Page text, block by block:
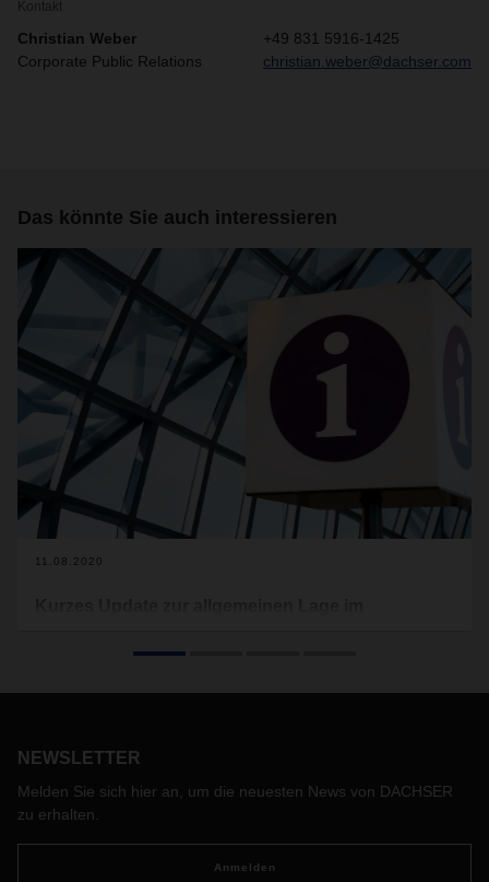
Kontakt
Christian Weber
Corporate Public Relations
+49 831 5916-1425
christian.weber@dachser.com
Das könnte Sie auch interessieren
11.08.2020
noch immer das vorherrschende Thema in den Medien.
von DACHSER zu Verladerestriktionen in Europa sowie in
NEWSLETTER
Melden Sie sich hier an, um die neuesten News von DACHSER
zu erhalten.
Anmelden